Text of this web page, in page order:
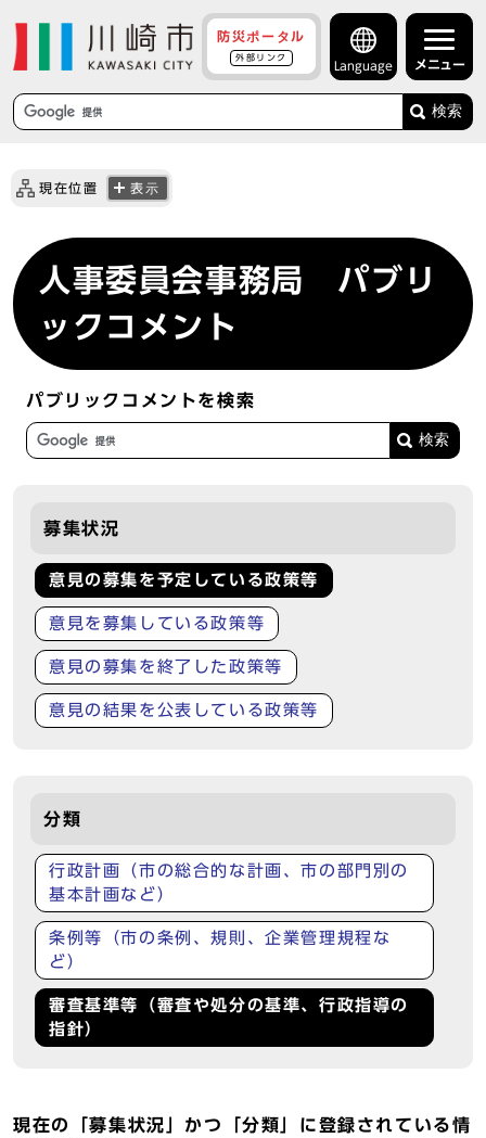
防災ポータル
外部リンク
Language メニュー
検索
現在位置 表示
人事委員会事務局 パブリ
ックコメント
パブリックコメントを検索
募集状況
意見の募集を予定している政策等
意見を募集している政策等
意見の募集を終了した政策等
意見の結果を公表している政策等
分類
行政計画（市の総合的な計画、市の部門別の
基本計画など）
条例等（市の条例、規則、企業管理規程な
ど）
審査基準等（審査や処分の基準、行政指導の
指針）
現在の「募集状況」かつ「分類」に登録されている情